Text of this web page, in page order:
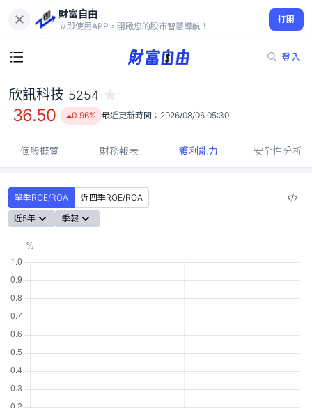
財富自由
立即使用APP，開啟您的股市智慧導航！
打開
登入
36.50
0.96%
欣訊科技 5254
36.50 0.96% 最近更新時間： 2026/08/06 05:30
個股概覽 財務報表 獲利能力 安全性分析
單季ROE/ROA
近四季ROE/ROA
近5年
季報